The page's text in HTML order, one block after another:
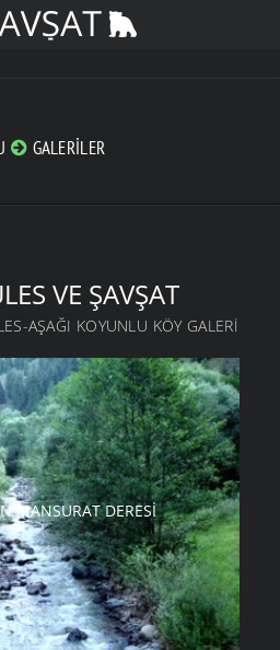
GALERILER
VE ŞAVŞAT
AŞAĞI KOYUNLU KÖY GALERI
MANSURAT DERESI